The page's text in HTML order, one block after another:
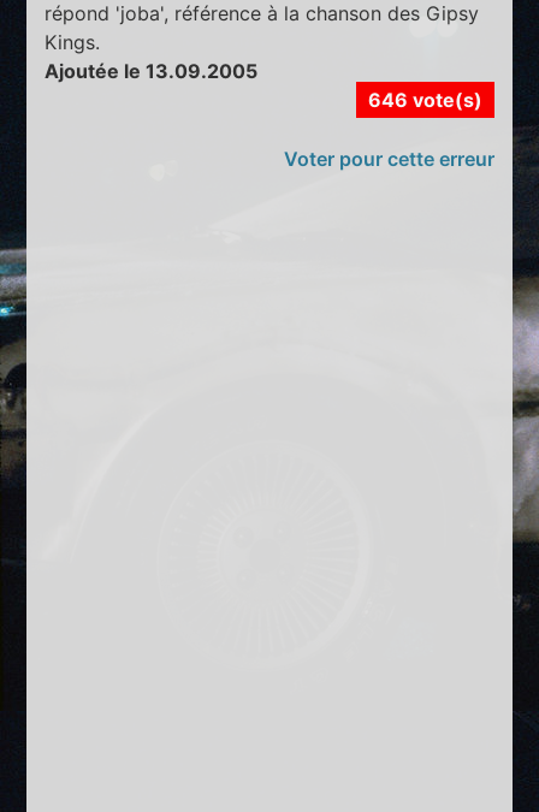
répond 'joba', référence à la chanson des Gipsy
Kings.
Ajoutée le 13.09.2005
646 vote(s)
Voter pour cette erreur